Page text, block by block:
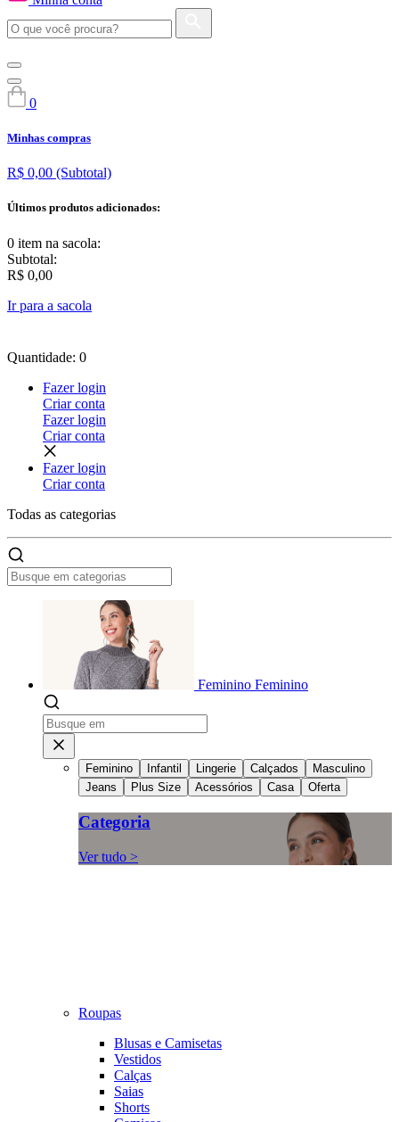
0
Minhas compras
R$ 0,00 (Subtotal)
Últimos produtos adicionados:
0 item na sacola:
Subtotal:
R$ 0,00
Ir para a sacola
Quantidade: 0
Fazer login
Criar conta
Fazer login
Criar conta
Fazer login
Criar conta
Todas as categorias
Feminino Feminino
Feminino Infantil Lingerie Calçados
Masculino
Jeans
Plus Size Acessórios Casa Oferta
Categoria
Ver tudo >
Roupas
Blusas e Camisetas
Vestidos
Calças
Saias
Shorts